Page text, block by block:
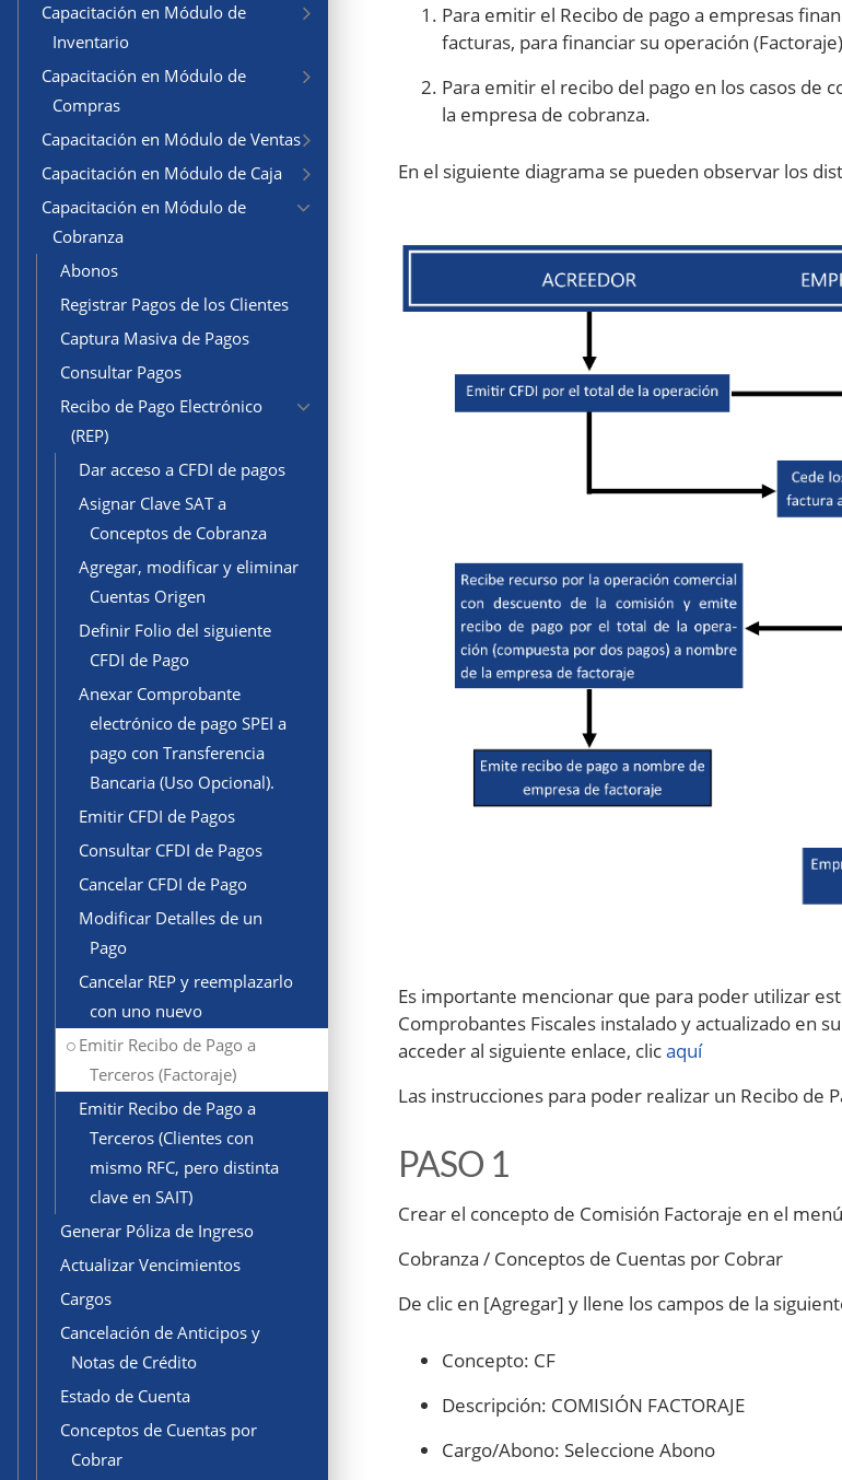
Capacitación en Módulo de
Inventario
Capacitación en Módulo de
Compras
Capacitación en Módulo de Ventas
Capacitación en Módulo de Caja
Capacitación en Módulo de
Cobranza
Abonos
Registrar Pagos de los Clientes
Captura Masiva de Pagos
Consultar Pagos
Recibo de Pago Electrónico
(REP)
Dar acceso a CFDI de pagos
Asignar Clave SAT a
Conceptos de Cobranza
Agregar, modificar y eliminar
Cuentas Origen
Definir Folio del siguiente
CFDI de Pago
Anexar Comprobante
electrónico de pago SPEI a
pago con Transferencia
Bancaria (Uso Opcional).
Emitir CFDI de Pagos
Consultar CFDI de Pagos
Cancelar CFDI de Pago
Modificar Detalles de un
Pago
Cancelar REP y reemplazarlo
con uno nuevo
Emitir Recibo de Pago a
Terceros (Factoraje)
Emitir Recibo de Pago a
Terceros (Clientes con
mismo RFC, pero distinta
clave en SAIT)
Generar Póliza de Ingreso
Actualizar Vencimientos
Cargos
Cancelación de Anticipos y
Notas de Crédito
Estado de Cuenta
Conceptos de Cuentas por
Cobrar
Para emitir el Recibo de pago a empresas
facturas, para financiar su operación (Factoraje)
Para emitir el recibo del pago en los casos de
la empresa de cobranza.
En el siguiente diagrama se pueden observar los
Es importante mencionar que para poder utilizar
Comprobantes Fiscales instalado y actualizado en
acceder al siguiente enlace, clicaquí
Las instrucciones para poder realizar un Recibo de
PASO 1
Crear el concepto de Comisión Factoraje en el
Cobranza / Conceptos de Cuentas por Cobrar
De clic en [Agregar] y llene los campos de la
Concepto: CF
Descripción: COMISIÓN FACTORAJE
Cargo/Abono: Seleccione Abono